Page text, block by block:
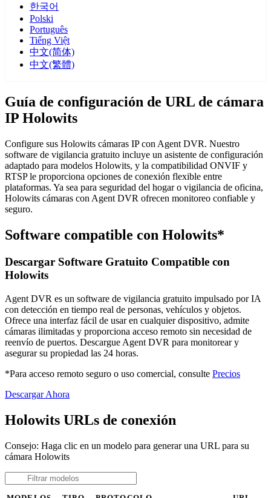
한국어
Polski
Português
Tiếng Việt
中文(简体)
中文(繁體)
Guía de configuración de URL de cámara
IP Holowits
Configure sus Holowits cámaras IP con Agent DVR. Nuestro
software de vigilancia gratuito incluye un asistente de configuración
adaptado para modelos Holowits, y la compatibilidad ONVIF y
RTSP le proporciona opciones de conexión flexible entre
plataformas. Ya sea para seguridad del hogar o vigilancia de oficina,
Holowits cámaras con Agent DVR ofrecen monitoreo confiable y
seguro.
Software compatible con Holowits*
Descargar Software Gratuito Compatible con
Holowits
Agent DVR es un software de vigilancia gratuito impulsado por IA
con detección en tiempo real de personas, vehículos y objetos.
Ofrece una interfaz fácil de usar en cualquier dispositivo, admite
cámaras ilimitadas y proporciona acceso remoto sin necesidad de
reenvío de puertos. Descargue Agent DVR para monitorear y
asegurar su propiedad las 24 horas.
*Para acceso remoto seguro o uso comercial, consulte Precios
Descargar Ahora
Holowits URLs de conexión
Consejo: Haga clic en un modelo para generar una URL para su
cámara Holowits